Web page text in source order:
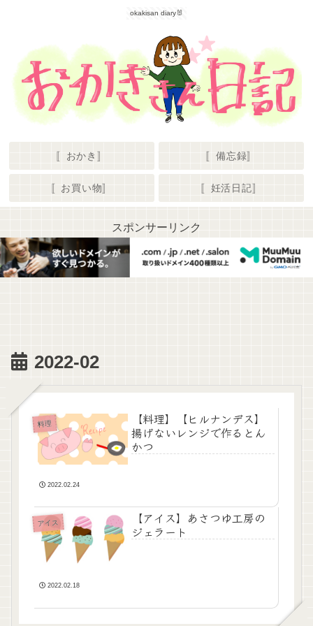
okakisan diary🐰
〚おかき〛 〚備忘録〛
〚お買い物〛 〚妊活日記〛
スポンサーリンク
2022-02
料理
【料理】【ヒルナンデス】
揚げないレンジで作るとん
かつ
2022.02.24
アイス
【アイス】あさつゆ工房の
ジェラート
2022.02.18